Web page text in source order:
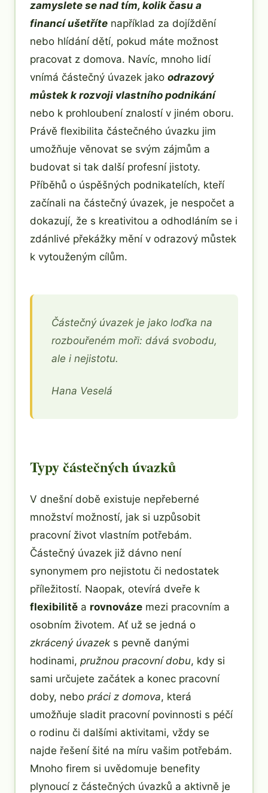
zamyslete se nad tím, kolik času a
financí ušetříte například za dojíždění
nebo hlídání dětí, pokud máte možnost
pracovat z domova. Navíc, mnoho lidí
vnímá částečný úvazek jako odrazový
můstek k rozvoji vlastního podnikání
nebo k prohloubení znalostí v jiném oboru.
Právě flexibilita částečného úvazku jim
umožňuje věnovat se svým zájmům a
budovat si tak další profesní jistoty.
Příběhů o úspěšných podnikatelích, kteří
začínali na částečný úvazek, je nespočet a
dokazují, že s kreativitou a odhodláním se i
zdánlivé překážky mění v odrazový můstek
k vytouženým cílům.
Částečný úvazek je jako loďka na
rozbouřeném moři: dává svobodu,
ale i nejistotu.
Hana Veselá
Typy částečných úvazků
V dnešní době existuje nepřeberné
množství možností, jak si uzpůsobit
pracovní život vlastním potřebám.
Částečný úvazek již dávno není
synonymem pro nejistotu či nedostatek
příležitostí. Naopak, otevírá dveře k
flexibilitě a rovnováze mezi pracovním a
osobním životem. Ať už se jedná o
zkrácený úvazek s pevně danými
hodinami, pružnou pracovní dobu, kdy si
sami určujete začátek a konec pracovní
doby, nebo práci z domova, která
umožňuje sladit pracovní povinnosti s péčí
o rodinu či dalšími aktivitami, vždy se
najde řešení šité na míru vašim potřebám.
Mnoho firem si uvědomuje benefity
plynoucí z částečných úvazků a aktivně je